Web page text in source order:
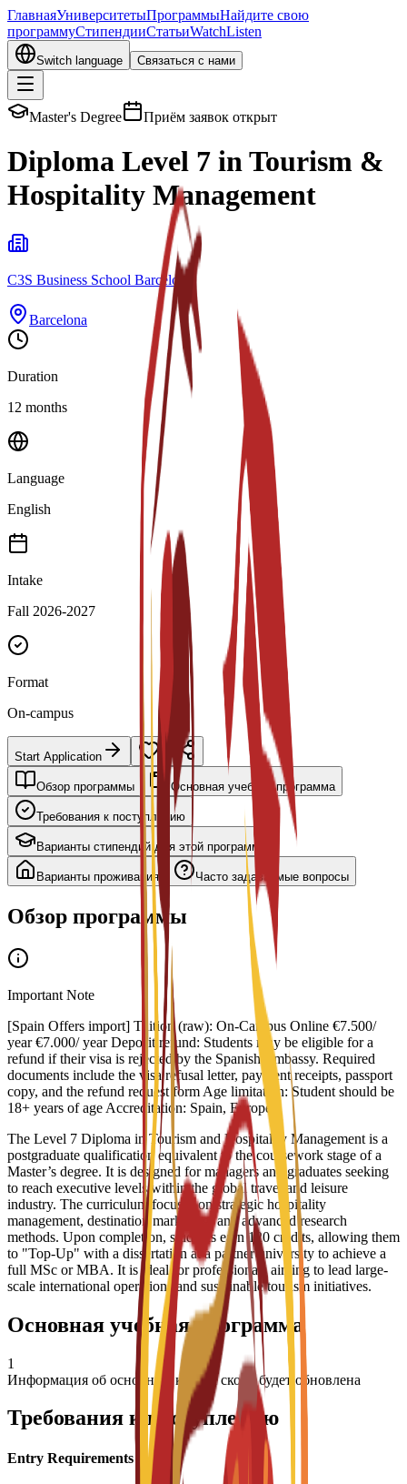
ГлавнаяУниверситетыПрограммыНайдите свою
программуСтипендииСтатьиWatchListen
Switch language Связаться с нами
Master's Degree Приём заявок открыт
Diploma Level 7 in Tourism &
Hospitality Management
C3S Business School Barcelona
Barcelona
Duration
12 months
Language
English
Intake
Fall 2026-2027
Format
On-campus
Start Application
Обзор программы Основная учебная программа
Требования к поступлению
Варианты стипендий для этой программы
Варианты проживания Часто задаваемые вопросы
Обзор программы
Important Note
[Spain Offers import] Tuition (raw): On-Campus Online €7.500/
year €7.000/ year Deposit refund: Students may be eligible for a
refund if their visa is rejected by the Spanish Embassy. Required
documents include the visa refusal letter, payment receipts, passport
copy, and the refund request form Age limitation: Student should be
18+ years of age Accreditation: Spain, Europe
The Level 7 Diploma in Tourism and Hospitality Management is a
postgraduate qualification equivalent to the coursework stage of a
Master’s degree. It is designed for managers and graduates seeking
to reach executive levels within the global travel and leisure
industry. The curriculum focuses on strategic hospitality
management, destination marketing, and advanced research
methods. Upon completion, students earn 120 credits, allowing them
to "Top-Up" with a dissertation at a partner university to achieve a
full MSc or MBA. It is ideal for professionals aiming to lead large-
scale international operations and sustainable tourism initiatives.
Основная учебная программа
1
Информация об основных курсах скоро будет обновлена
Требования к поступлению
Entry Requirements